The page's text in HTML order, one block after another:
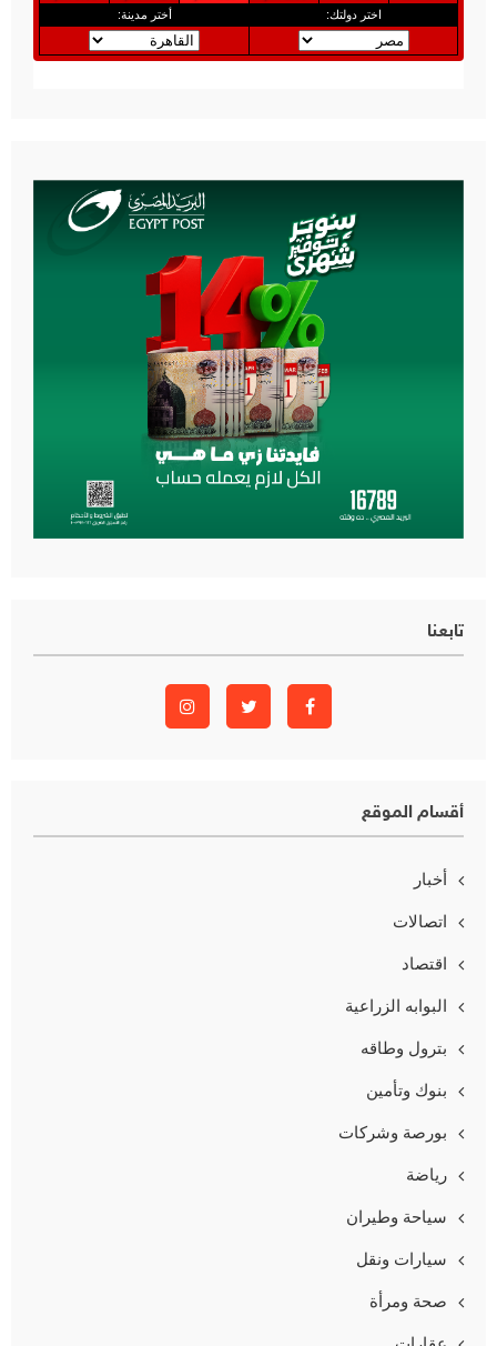
تابعنا
أقسام الموقع
أخبار
اتصالات
اقتصاد
البوابه الزراعية
بترول وطاقه
بنوك وتأمين
بورصة وشركات
رياضة
سياحة وطيران
سيارات ونقل
صحة ومرأة